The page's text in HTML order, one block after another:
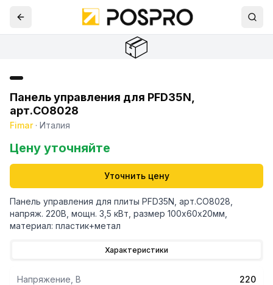
📦
Панель управления для PFD35N,
арт.CO8028
Fimar· Италия
Цену уточняйте
Уточнить цену
Панель управления для плиты PFD35N, арт.CO8028,
напряж. 220В, мощн. 3,5 кВт, размер 100х60х20мм,
материал: пластик+метал
Характеристики
Напряжение, В 220